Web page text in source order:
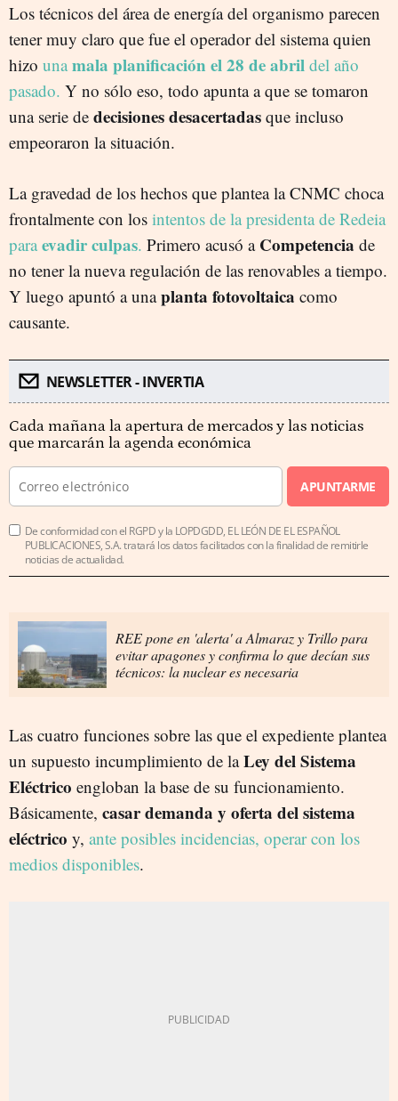
Los técnicos del área de energía del organismo parecen
tener muy claro que fue el operador del sistema quien
hizo unamala planificación el 28 de abril del año
pasado. Y no sólo eso, todo apunta a que se tomaron
una serie de decisiones desacertadas que incluso
empeoraron la situación.
La gravedad de los hechos que plantea la CNMC choca
frontalmente con los intentos de la presidenta de Redeia
paraevadir culpas. Primero acusó aCompetencia de
no tener la nueva regulación de las renovables a tiempo.
Y luego apuntó a unaplanta fotovoltaica como
causante.
NEWSLETTER - INVERTIA
Cada mañana la apertura de mercados y las noticias
que marcarán la agenda económica
APUNTARME
De conformidad con el RGPD y la LOPDGDD, EL LEÓN DE EL ESPAÑOL
PUBLICACIONES, S.A. tratará los datos facilitados con la finalidad de remitirle
noticias de actualidad.
REE pone en 'alerta' a Almaraz y Trillo para
evitar apagones y confirma lo que decían sus
técnicos: la nuclear es necesaria
Las cuatro funciones sobre las que el expediente plantea
un supuesto incumplimiento de laLey del Sistema
Eléctrico engloban la base de su funcionamiento.
Básicamente, casar demanda y oferta del sistema
eléctrico y, ante posibles incidencias, operar con los
medios disponibles.